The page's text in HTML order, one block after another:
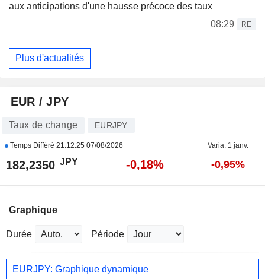
aux anticipations d'une hausse précoce des taux
08:29
RE
Plus d'actualités
EUR / JPY
Taux de change EURJPY
Temps Différé 21:12:25 07/08/2026 Varia. 1 janv.
182,2350 JPY -0,18% -0,95%
Graphique
Durée Période
EURJPY: Graphique dynamique